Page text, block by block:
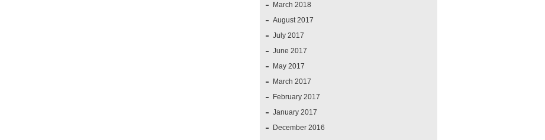
March 2018
August 2017
July 2017
June 2017
May 2017
March 2017
February 2017
January 2017
December 2016